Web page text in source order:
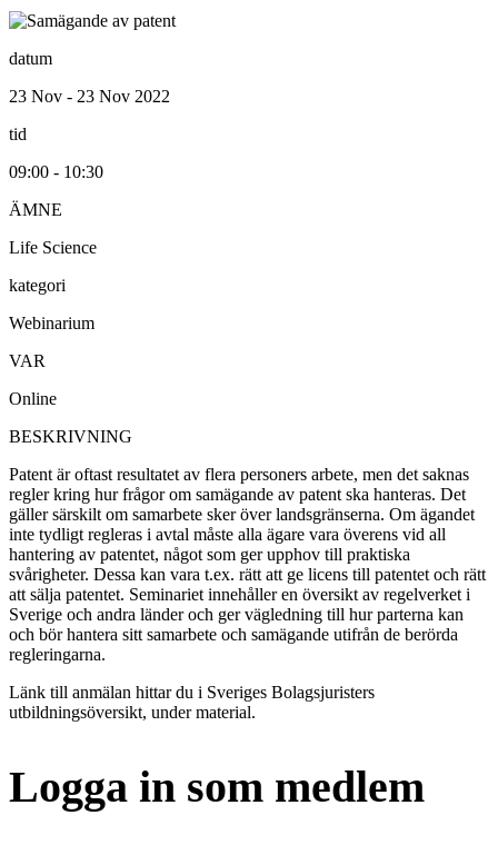
datum
23 Nov - 23 Nov 2022
tid
09:00 - 10:30
ÄMNE
Life Science
kategori
Webinarium
VAR
Online
BESKRIVNING
Patent är oftast resultatet av flera personers arbete, men det saknas
regler kring hur frågor om samägande av patent ska hanteras. Det
gäller särskilt om samarbete sker över landsgränserna. Om ägandet
inte tydligt regleras i avtal måste alla ägare vara överens vid all
hantering av patentet, något som ger upphov till praktiska
svårigheter. Dessa kan vara t.ex. rätt att ge licens till patentet och rätt
att sälja patentet. Seminariet innehåller en översikt av regelverket i
Sverige och andra länder och ger vägledning till hur parterna kan
och bör hantera sitt samarbete och samägande utifrån de berörda
regleringarna.
Länk till anmälan hittar du i Sveriges Bolagsjuristers
utbildningsöversikt, under material.
Logga in som medlem